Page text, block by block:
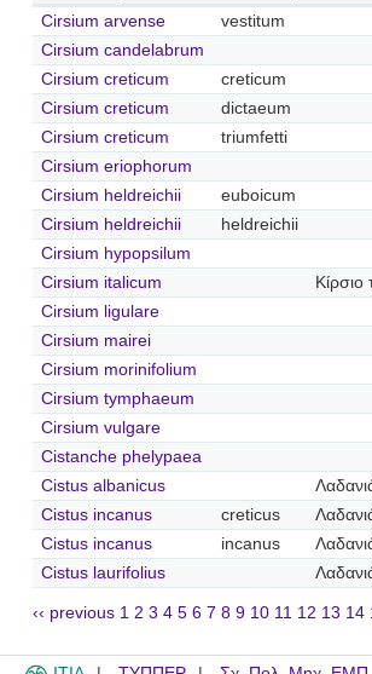
Cirsium arvense
vestitum
Cirsium candelabrum
Cirsium creticum
creticum
Cirsium creticum
dictaeum
Cirsium creticum
triumfetti
Cirsium eriophorum
Cirsium heldreichii
euboicum
Cirsium heldreichii
heldreichii
Cirsium hypopsilum
Cirsium italicum
Κίρσιο
Cirsium ligulare
Cirsium mairei
Cirsium morinifolium
Cirsium tymphaeum
Cirsium vulgare
Cistanche phelypaea
Cistus albanicus
Cistus incanus
creticus
Cistus incanus
incanus
Cistus laurifolius
‹‹ previous 1 2 3 4 5 6 7 8 9 10 11 12 13 14